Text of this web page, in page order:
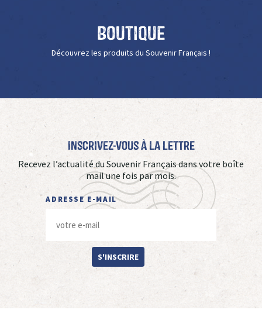
Boutique
Découvrez les produits du Souvenir Français !
Inscrivez-vous à La Lettre
Recevez l’actualité du Souvenir Français dans votre boîte
mail une fois par mois.
ADRESSE E-MAIL
S'INSCRIRE